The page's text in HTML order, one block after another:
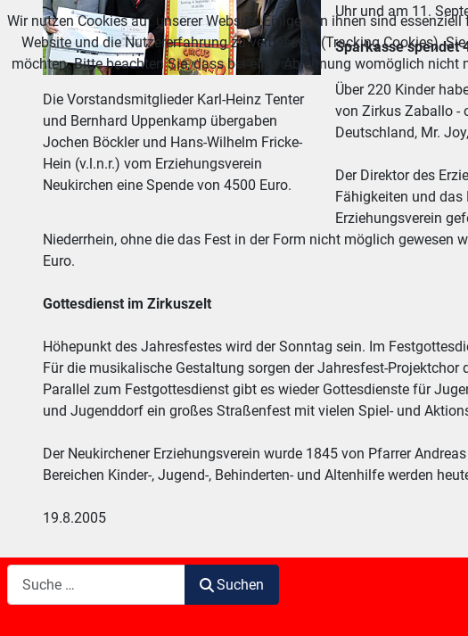
Die Vorstandsmitglieder Karl-Heinz Tenter
und Bernhard Uppenkamp übergaben
Jochen Böckler und Hans-Wilhelm Fricke-
Hein (v.l.n.r.) vom Erziehungsverein
Neukirchen eine Spende von 4500 Euro.
Uhr und am 11.
Sparkasse spendet
Über 220 Kinder
von Zirkus Zaballo -
Deutschland, Mr.
Der Direktor des
Fähigkeiten und das
Erziehungsverein
Niederrhein, ohne die das Fest in der Form nicht möglich gewesen
Euro.
Gottesdienst im Zirkuszelt
Höhepunkt des Jahresfestes wird der Sonntag sein. Im
Für die musikalische Gestaltung sorgen der Jahresfest-
Parallel zum Festgottesdienst gibt es wieder Gottesdienste für
und Jugenddorf ein großes Straßenfest mit vielen Spiel- und
Der Neukirchener Erziehungsverein wurde 1845 von Pfarrer
Bereichen Kinder-, Jugend-, Behinderten- und Altenhilfe werden
19.8.2005
Suchen
Suchen
Wir nutzen Cookies auf unserer Website. Einige von ihnen sind
Website und die Nutzererfahrung zu verbessern (Tracking Cookies).
möchten. Bitte beachten Sie, dass bei einer Ablehnung womöglich